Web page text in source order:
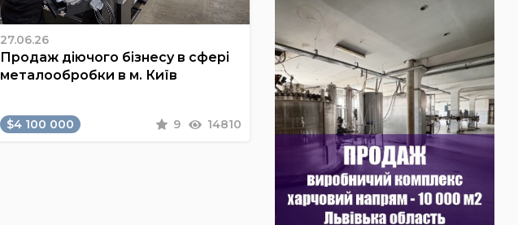
27.06.26
Продаж діючого бізнесу в сфері
металообробки в м. Київ
$4 100 000 9 14810